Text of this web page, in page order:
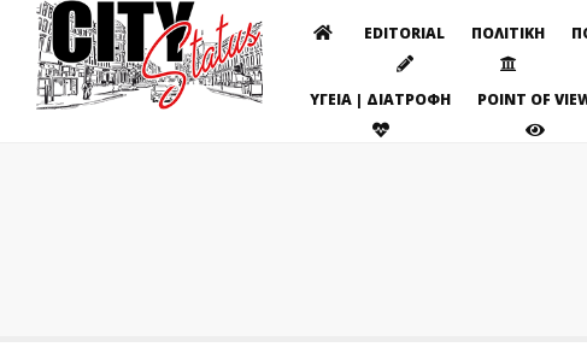
EDITORIAL ΠΟΛΙΤΙΚΗ
ΥΓΕΙΑ | ΔΙΑΤΡΟΦΗ POINT OF